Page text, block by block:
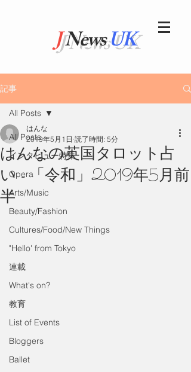
JNewsUK
記事
All Posts
インタビュー特集
Opera
Arts/Music
Beauty/Fashion
Cultures/Food/New Things
"Hello' from Tokyo
連載
What's on?
教育
List of Events
Bloggers
Ballet
All Posts
はんなの英国タロット占
い - 「令和」2019年5月前
半
はんな
2019年5月1日 読了時間: 5分